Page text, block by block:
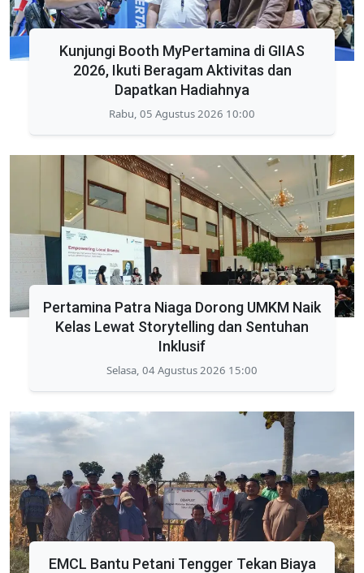
Kunjungi Booth MyPertamina di GIIAS
2026, Ikuti Beragam Aktivitas dan
Dapatkan Hadiahnya
Rabu, 05 Agustus 2026 10:00
Pertamina Patra Niaga Dorong UMKM Naik
Kelas Lewat Storytelling dan Sentuhan
Inklusif
Selasa, 04 Agustus 2026 15:00
EMCL Bantu Petani Tengger Tekan Biaya